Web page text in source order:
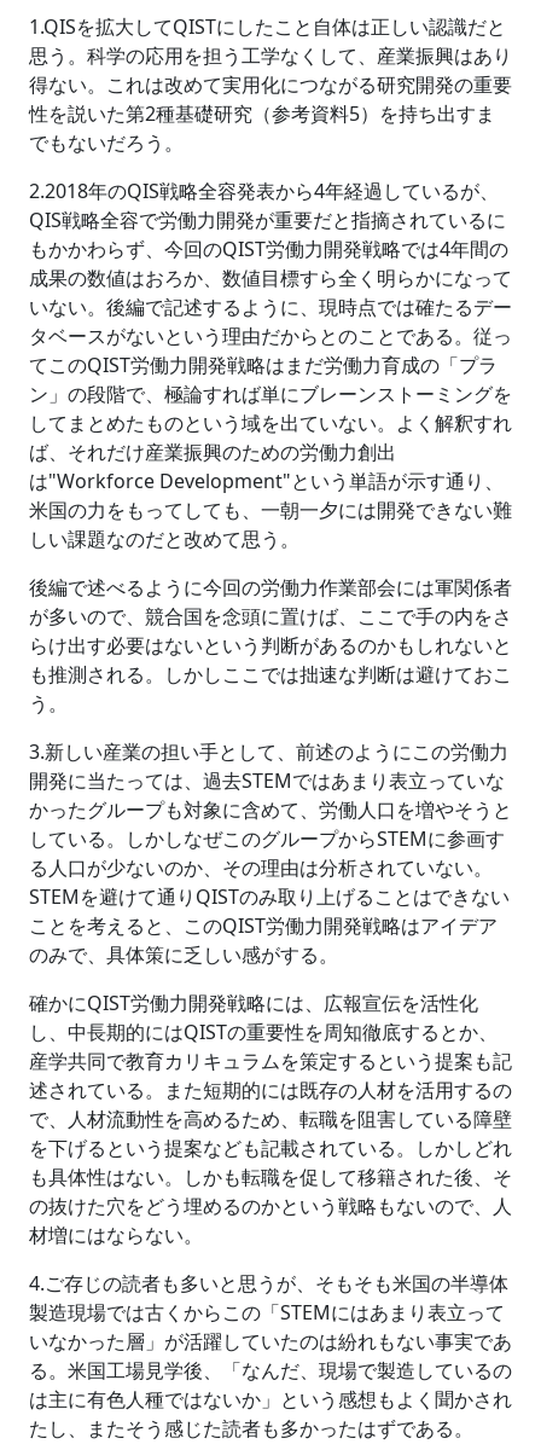
1.QISを拡大してQISTにしたこと自体は正しい認識だと
思う。科学の応用を担う工学なくして、産業振興はあり
得ない。これは改めて実用化につながる研究開発の重要
性を説いた第2種基礎研究（参考資料5）を持ち出すま
でもないだろう。
2.2018年のQIS戦略全容発表から4年経過しているが、
QIS戦略全容で労働力開発が重要だと指摘されているに
もかかわらず、今回のQIST労働力開発戦略では4年間の
成果の数値はおろか、数値目標すら全く明らかになって
いない。後編で記述するように、現時点では確たるデー
タベースがないという理由だからとのことである。従っ
てこのQIST労働力開発戦略はまだ労働力育成の「プラ
ン」の段階で、極論すれば単にブレーンストーミングを
してまとめたものという域を出ていない。よく解釈すれ
ば、それだけ産業振興のための労働力創出
は"Workforce Development"という単語が示す通り、
米国の力をもってしても、一朝一夕には開発できない難
しい課題なのだと改めて思う。
後編で述べるように今回の労働力作業部会には軍関係者
が多いので、競合国を念頭に置けば、ここで手の内をさ
らけ出す必要はないという判断があるのかもしれないと
も推測される。しかしここでは拙速な判断は避けておこ
う。
3.新しい産業の担い手として、前述のようにこの労働力
開発に当たっては、過去STEMではあまり表立っていな
かったグループも対象に含めて、労働人口を増やそうと
している。しかしなぜこのグループからSTEMに参画す
る人口が少ないのか、その理由は分析されていない。
STEMを避けて通りQISTのみ取り上げることはできない
ことを考えると、このQIST労働力開発戦略はアイデア
のみで、具体策に乏しい感がする。
確かにQIST労働力開発戦略には、広報宣伝を活性化
し、中長期的にはQISTの重要性を周知徹底するとか、
産学共同で教育カリキュラムを策定するという提案も記
述されている。また短期的には既存の人材を活用するの
で、人材流動性を高めるため、転職を阻害している障壁
を下げるという提案なども記載されている。しかしどれ
も具体性はない。しかも転職を促して移籍された後、そ
の抜けた穴をどう埋めるのかという戦略もないので、人
材増にはならない。
4.ご存じの読者も多いと思うが、そもそも米国の半導体
製造現場では古くからこの「STEMにはあまり表立って
いなかった層」が活躍していたのは紛れもない事実であ
る。米国工場見学後、「なんだ、現場で製造しているの
は主に有色人種ではないか」という感想もよく聞かされ
たし、またそう感じた読者も多かったはずである。